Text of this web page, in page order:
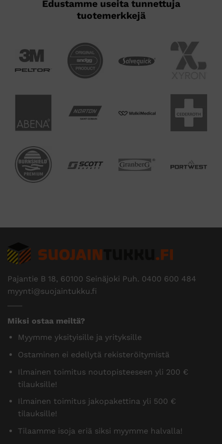
Edustamme useita tunnettuja
tuotemerkkejä
Pajantie B 18, 60100 Seinäjoki Puh. 0400 600 484
myynti@suojaintukku.fi
Miksi ostaa meiltä?
Myymme yksityisille ja yrityksille
Ostaminen ei edellytä rekisteröitymistä
Ilmainen toimitus noutopisteeseen yli 200 €
tilauksille!
Ilmainen toimitus jakopakettina yli 500 €
tilauksille!
Tilaamme isoja eriä siksi myymme halvalla!